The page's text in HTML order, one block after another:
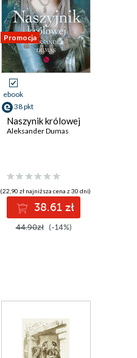
Promocja
ebook
38 pkt
Naszynik królowej
Aleksander Dumas
(22,90 zł najniższa cena z 30 dni)
38.61 zł
44.90zł (-14%)